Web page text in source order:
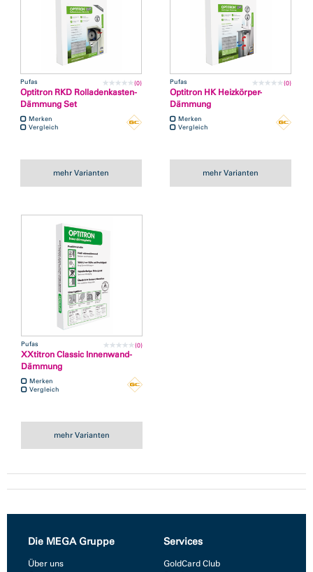
Pufas (0)
Optitron RKD Rolladenkasten-
Dämmung Set
Merken
Vergleich
mehr Varianten
Pufas (0)
Optitron HK Heizkörper-
Dämmung
Merken
Vergleich
mehr Varianten
Pufas (0)
XXtitron Classic Innenwand-
Dämmung
Merken
Vergleich
mehr Varianten
Die MEGA Gruppe
Über uns
Services
GoldCard Club